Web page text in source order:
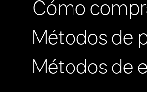
Cómo
Métodos de
Métodos de